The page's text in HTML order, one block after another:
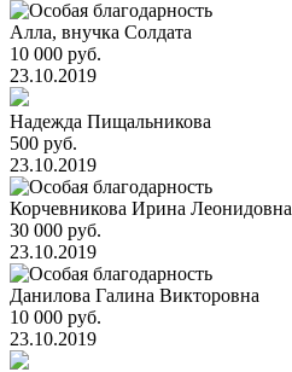
Алла, внучка Солдата
10 000 руб.
23.10.2019
Надежда Пищальникова
500 руб.
23.10.2019
Корчевникова Ирина Леонидовна
30 000 руб.
23.10.2019
Данилова Галина Викторовна
10 000 руб.
23.10.2019